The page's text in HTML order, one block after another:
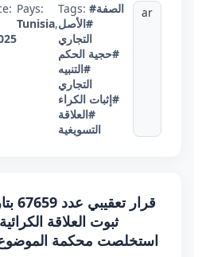
Pays:
Tunisia,
Tags:
#الصفة
#الأصل
التجاري
#حجية الحكم
#التنبيه
التجاري
#إثبات الكراء
#العلاقة
التسويغية
ar
ثبوت العلاقة
استخلصت محكمة